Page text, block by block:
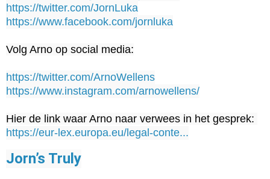
https://twitter.com/JornLuka
https://www.facebook.com/jornluka
Volg Arno op social media:
https://twitter.com/ArnoWellens
https://www.instagram.com/arnowellens/
Hier de link waar Arno naar verwees in het gesprek:
https://eur-lex.europa.eu/legal-conte...
Jorn’s Truly